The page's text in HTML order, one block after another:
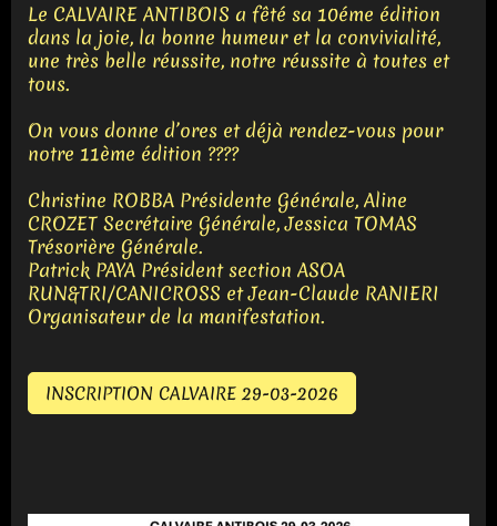
Le CALVAIRE ANTIBOIS a fêté sa 10éme édition
dans la joie, la bonne humeur et la convivialité,
une très belle réussite, notre réussite à toutes et
tous.
On vous donne d’ores et déjà rendez-vous pour
notre 11ème édition ????
Christine ROBBA Présidente Générale, Aline
CROZET Secrétaire Générale, Jessica TOMAS
Trésorière Générale.
Patrick PAYA Président section ASOA
RUN&TRI/CANICROSS et Jean-Claude RANIERI
Organisateur de la manifestation.
INSCRIPTION CALVAIRE 29-03-2026